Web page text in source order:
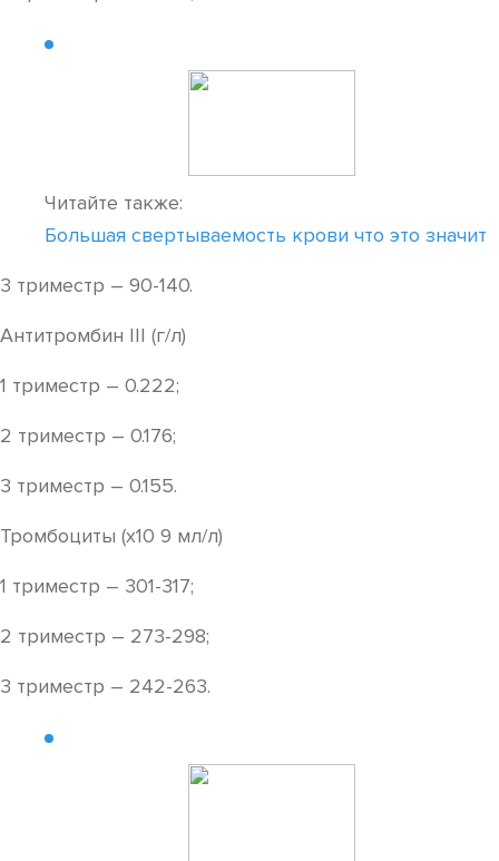
Читайте также:
Большая свертываемость крови что это значит
3 триместр – 90-140.
Антитромбин III (г/л)
1 триместр – 0.222;
2 триместр – 0.176;
3 триместр – 0.155.
Тромбоциты (х10 9 мл/л)
1 триместр – 301-317;
2 триместр – 273-298;
3 триместр – 242-263.